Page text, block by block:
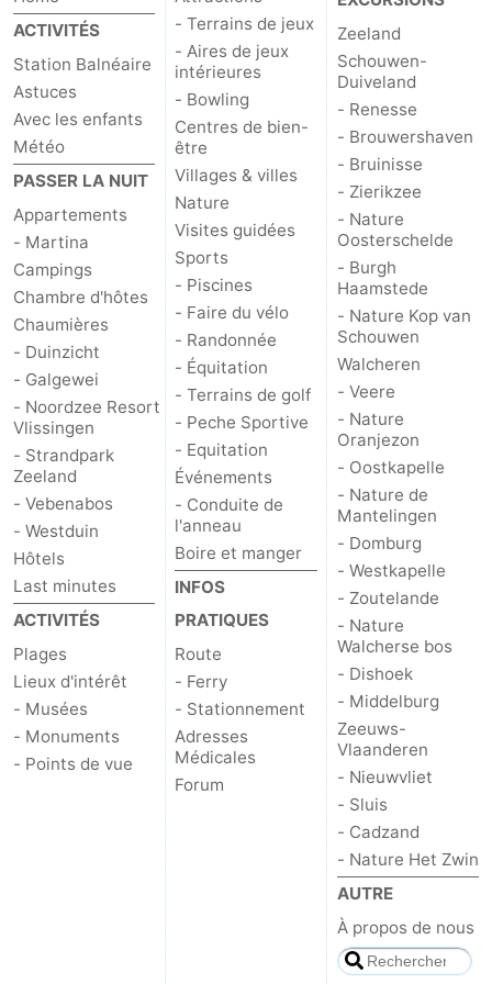
Kop
van
Schouwen
-
Veere
-
Nature
Oranjezon
-
Oostkapelle
-
Nature
Mantelingen
Domburg
Westkapelle
-
Zoutelande
-
Nature
Walcherse
bos
-
Dishoek
-
Middelburg
Zeeuws-
Vlaanderen
-
Nieuwvliet
-
Sluis
-
Cadzand
ACTIVITÉS
Station Balnéaire
Astuces
Avec les enfants
Météo
PASSER LA NUIT
Appartements
- Martina
Campings
Chambre d'hôtes
Chaumières
- Duinzicht
- Galgewei
- Noordzee Resort
Vlissingen
- Strandpark
Zeeland
- Vebenabos
- Westduin
Hôtels
Last minutes
ACTIVITÉS
Plages
Lieux d'intérêt
- Musées
- Monuments
- Points de vue
- Terrains de jeux
- Aires de jeux
intérieures
- Bowling
Centres de bien-
être
Villages & villes
Nature
Visites guidées
Sports
- Piscines
- Faire du vélo
- Randonnée
- Équitation
- Terrains de golf
- Peche Sportive
- Equitation
Événements
- Conduite de
l'anneau
Boire et manger
INFOS
PRATIQUES
Route
- Ferry
- Stationnement
Adresses
Médicales
Forum
Zeeland
Schouwen-
Duiveland
- Renesse
- Brouwershaven
- Bruinisse
- Zierikzee
- Nature
Oosterschelde
- Burgh
Haamstede
- Nature Kop van
Schouwen
Walcheren
- Veere
- Nature
Oranjezon
- Oostkapelle
- Nature de
Mantelingen
- Domburg
- Westkapelle
- Zoutelande
- Nature
Walcherse bos
- Dishoek
- Middelburg
Zeeuws-
Vlaanderen
- Nieuwvliet
- Sluis
- Cadzand
- Nature Het Zwin
AUTRE
À propos de nous